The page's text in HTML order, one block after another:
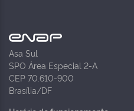
Asa Sul
SPO Área Especial 2-A
CEP 70.610-900
Brasília/DF